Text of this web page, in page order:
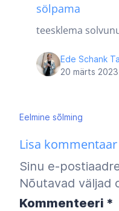
sölpama
teesklema
Ede Schank
20 märts 2023
Navigeerimine
Eelmine sõlming
Lisa kommentaar
Sinu e-
Nõutavad väljad
Kommenteeri *